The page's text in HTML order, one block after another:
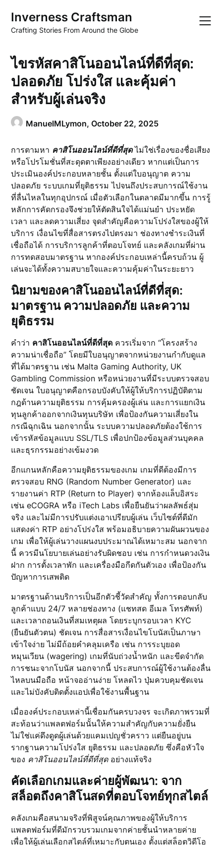
content
Inverness Craftsman
Crafting Stories From Around the Globe
ไขรหัสคาสิโนออนไลน์ที่ดีที่สุด:
ปลอดภัย โปร่งใส และคุ้มค่า
สำหรับผู้เล่นจริง
ManuelMLymon,October 22, 2025
การตามหา คาสิโนออนไลน์ที่ดีที่สุดไม่ใช่เรื่องของชื่อเสียง
หรือโปรโมชั่นที่สะดุดตาเพียงอย่างเดียว หากแต่เป็นการ
ประเมินองค์ประกอบหลายชั้น ตั้งแต่ใบอนุญาต ความ
ปลอดภัย ระบบเกมที่ยุติธรรม ไปจนถึงประสบการณ์ใช้งาน
ที่ลื่นไหลในทุกอุปกรณ์ เมื่อตัวเลือกในตลาดมีมากขึ้น การรู้
หลักการคัดกรองจึงช่วยให้ตัดสินใจได้แม่นยำ ประหยัด
เวลา และลดความเสี่ยง จุดสำคัญคือความโปร่งใสของผู้ให้
บริการ เงื่อนไขที่สื่อสารตรงไปตรงมา ช่องทางชำระเงินที่
เชื่อถือได้ การบริการลูกค้าที่ตอบโจทย์ และคลังเกมที่ผ่าน
การทดสอบมาตรฐาน หากองค์ประกอบเหล่านี้ครบถ้วน ผู้
เล่นจะได้ทั้งความสบายใจและความคุ้มค่าในระยะยาว
นิยามของคาสิโนออนไลน์ที่ดีที่สุด:
มาตรฐาน ความปลอดภัย และความ
ยุติธรรม
คำว่า คาสิโนออนไลน์ที่ดีที่สุด ควรเริ่มจาก “โครงสร้าง
ความน่าเชื่อถือ” โดยมีใบอนุญาตจากหน่วยงานกำกับดูแล
ที่ได้มาตรฐาน เช่น Malta Gaming Authority, UK
Gambling Commission หรือหน่วยงานที่มีระบบตรวจสอบ
ชัดเจน ใบอนุญาตคือกรอบบังคับให้ผู้ให้บริการปฏิบัติตาม
กฎด้านความยุติธรรม การคุ้มครองผู้เล่น และการแยกเงิน
ทุนลูกค้าออกจากเงินทุนบริษัท เพื่อป้องกันความเสี่ยงใน
กรณีฉุกเฉิน นอกจากนั้น ระบบความปลอดภัยต้องใช้การ
เข้ารหัสข้อมูลแบบ SSL/TLS เพื่อปกป้องข้อมูลส่วนบุคคล
และธุรกรรมอย่างเข้มงวด
อีกแกนหลักคือความยุติธรรมของเกม เกมที่ดีต้องมีการ
ตรวจสอบ RNG (Random Number Generator) และ
รายงานค่า RTP (Return to Player) จากห้องแล็บอิสระ
เช่น eCOGRA หรือ iTech Labs เพื่อยืนยันว่าผลลัพธ์สุ่ม
จริง และไม่มีการปรับแต่งเอาเปรียบผู้เล่น เว็บไซต์ที่ดีมัก
แสดงค่า RTP อย่างโปร่งใส พร้อมอธิบายความผันผวนของ
เกม เพื่อให้ผู้เล่นวางแผนงบประมาณได้เหมาะสม นอกจาก
นี้ ควรมีนโยบายเล่นอย่างรับผิดชอบ เช่น การกำหนดวงเงิน
ฝาก การตั้งเวลาพัก และเครื่องมือกีดกันตัวเอง เพื่อป้องกัน
ปัญหาการเสพติด
มาตรฐานด้านบริการเป็นอีกตัวชี้วัดสำคัญ ทั้งการตอบกลับ
ลูกค้าแบบ 24/7 หลายช่องทาง (แชทสด อีเมล โทรศัพท์)
และเวลาถอนเงินที่สมเหตุผล โดยระบุกรอบเวลา KYC
(ยืนยันตัวตน) ชัดเจน การสื่อสารเงื่อนไขโบนัสเป็นภาษา
เข้าใจง่าย ไม่มีถ้อยคำคลุมเครือ เช่น การระบุยอด
หมุนเวียน (wagering) เกมที่นับถ่วงน้ำหนัก และขีดจำกัด
การชนะจากโบนัส นอกจากนี้ ประสบการณ์ผู้ใช้งานต้องลื่น
ไหลบนมือถือ หน้าจออ่านง่าย โหลดไว ปุ่มควบคุมชัดเจน
และไม่บังคับติดตั้งแอปเพื่อใช้งานพื้นฐาน
เมื่อองค์ประกอบเหล่านี้เชื่อมกันครบวงจร จะเกิดภาพรวมที่
สะท้อนว่าแพลตฟอร์มนั้นให้ความสำคัญกับความยั่งยืน
ไม่ใช่แค่ดึงดูดผู้เล่นด้วยแคมเปญชั่วคราว แต่ยืนอยู่บน
รากฐานความโปร่งใส ยุติธรรม และปลอดภัย ซึ่งคือหัวใจ
ของ คาสิโนออนไลน์ที่ดีที่สุดอย่างแท้จริง
คัดเลือกเกมและค่ายผู้พัฒนา: จาก
สล็อตถึงคาสิโนสดที่ตอบโจทย์ทุกสไตล์
คลังเกมคือสนามจริงที่พิสูจน์คุณภาพของผู้ให้บริการ
แพลตฟอร์มที่ดีมักรวบรวมเกมจากค่ายชั้นนำหลายค่าย
เพื่อให้ผู้เล่นเลือกสไตล์ที่เหมาะกับตนเอง ตั้งแต่สล็อตวิดีโอ